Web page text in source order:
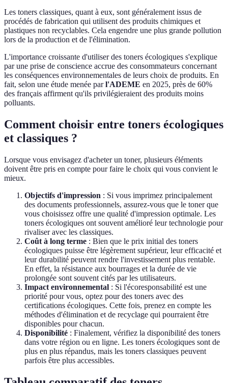
Les toners classiques, quant à eux, sont généralement issus de
procédés de fabrication qui utilisent des produits chimiques et
plastiques non recyclables. Cela engendre une plus grande pollution
lors de la production et de l'élimination.
L'importance croissante d'utiliser des toners écologiques s'explique
par une prise de conscience accrue des consommateurs concernant
les conséquences environnementales de leurs choix de produits. En
fait, selon une étude menée parl'ADEME en 2025, près de 60%
des français affirment qu'ils privilégieraient des produits moins
polluants.
Comment choisir entre toners écologiques
et classiques ?
Lorsque vous envisagez d'acheter un toner, plusieurs éléments
doivent être pris en compte pour faire le choix qui vous convient le
mieux.
Objectifs d'impression : Si vous imprimez principalement
des documents professionnels, assurez-vous que le toner que
vous choisissez offre une qualité d'impression optimale. Les
toners écologiques ont souvent amélioré leur technologie pour
rivaliser avec les classiques.
Coût à long terme : Bien que le prix initial des toners
écologiques puisse être légèrement supérieur, leur efficacité et
leur durabilité peuvent rendre l'investissement plus rentable.
En effet, la résistance aux bourrages et la durée de vie
prolongée sont souvent cités par les utilisateurs.
Impact environnemental : Si l'écoresponsabilité est une
priorité pour vous, optez pour des toners avec des
certifications écologiques. Cette fois, prenez en compte les
méthodes d'élimination et de recyclage qui pourraient être
disponibles pour chacun.
Disponibilité : Finalement, vérifiez la disponibilité des toners
dans votre région ou en ligne. Les toners écologiques sont de
plus en plus répandus, mais les toners classiques peuvent
parfois être plus accessibles.